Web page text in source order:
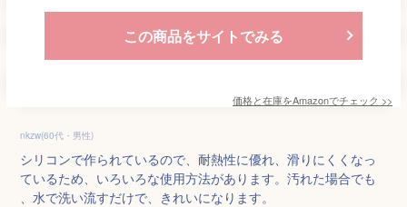
この商品をサイトでみる
価格と在庫をAmazonでチェック >>
nkzw(60代・男性)
シリコンで作られているので、耐熱性に優れ、滑りにくくなっ
ているため、いろいろな使用方法があります。汚れた場合でも
、水で洗い流すだけで、きれいになります。